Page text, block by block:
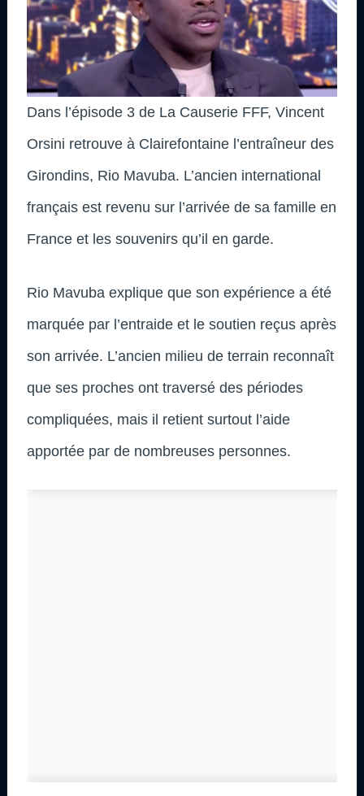
Dans l’épisode 3 de La Causerie FFF, Vincent
Orsini retrouve à Clairefontaine l’entraîneur des
Girondins, Rio Mavuba. L’ancien international
français est revenu sur l’arrivée de sa famille en
France et les souvenirs qu’il en garde.
Rio Mavuba explique que son expérience a été
marquée par l’entraide et le soutien reçus après
son arrivée. L’ancien milieu de terrain reconnaît
que ses proches ont traversé des périodes
compliquées, mais il retient surtout l’aide
apportée par de nombreuses personnes.